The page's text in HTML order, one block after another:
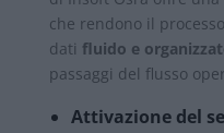
che rendono il
dati fluido e
passaggi del flusso
Attivazione del